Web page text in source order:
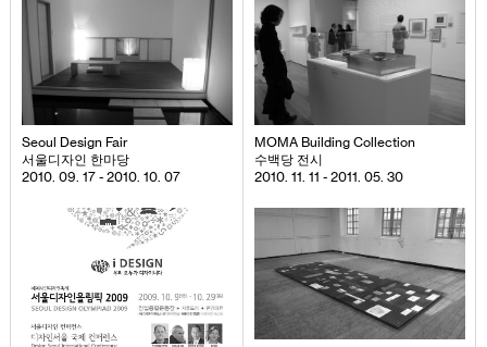
Seoul Design Fair
서울디자인 한마당
2010. 09. 17 - 2010. 10. 07
MOMA Building Collection
수백당 전시
2010. 11. 11 - 2011. 05. 30